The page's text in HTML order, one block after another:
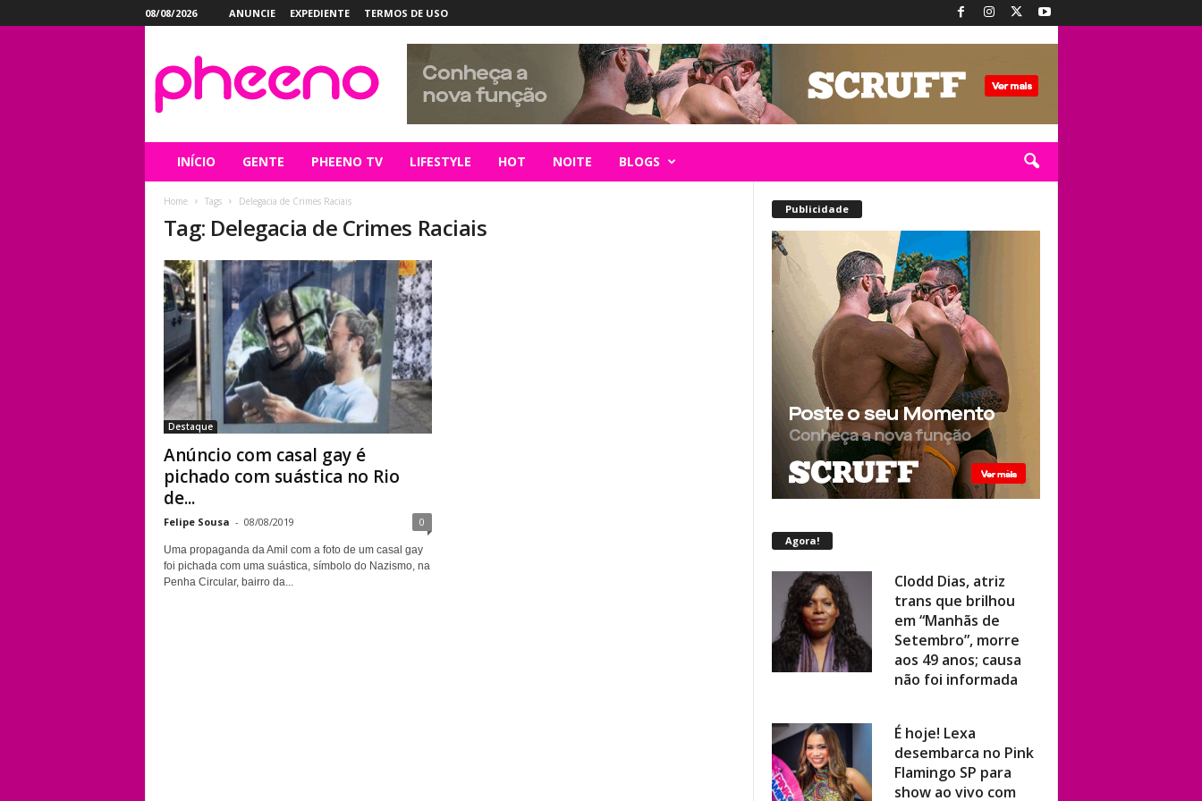
08/08/2026 ANUNCIE EXPEDIENTE TERMOS DE USO
INÍCIO GENTE PHEENO TV LIFESTYLE HOT NOITE BLOGS
Home Tags Delegacia de Crimes Raciais
Tag: Delegacia de Crimes Raciais
Destaque
Anúncio com casal gay é
pichado com suástica no Rio
de...
Felipe Sousa - 08/08/2019 0
Uma propaganda da Amil com a foto de um casal gay
foi pichada com uma suástica, símbolo do Nazismo, na
Penha Circular, bairro da...
Publicidade
Agora!
Clodd Dias, atriz
trans que brilhou
em “Manhãs de
Setembro”, morre
aos 49 anos; causa
não foi informada
É hoje! Lexa
desembarca no Pink
Flamingo SP para
show ao vivo com